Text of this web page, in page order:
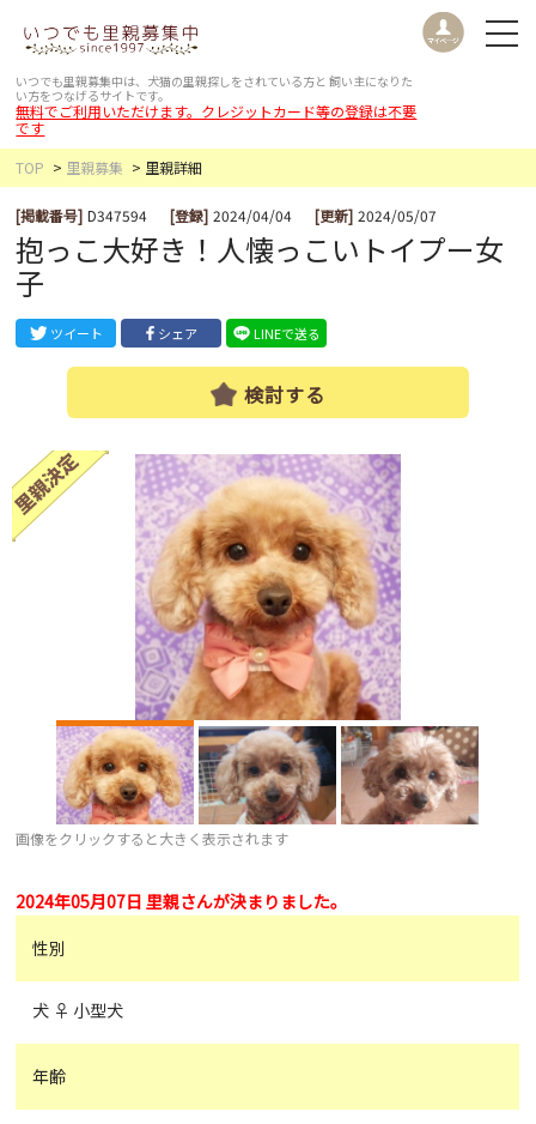
いつでも里親募集中は、犬猫の里親探しをされている方と 飼い主になりた
い方をつなげるサイトです。
無料でご利用いただけます。クレジットカード等の登録は不要
です
TOP
里親募集 里親詳細
[掲載番号] D347594 [登録] 2024/04/04 [更新] 2024/05/07
抱っこ大好き！人懐っこいトイプー女
子
ツイート シェア LINEで送る
検討する
画像をクリックすると大きく表示されます
2024年05月07日 里親さんが決まりました。
性別
犬 ♀ 小型犬
年齢